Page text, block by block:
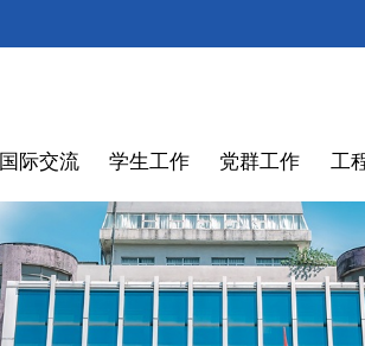
国际交流 学生工作 党群工作 工